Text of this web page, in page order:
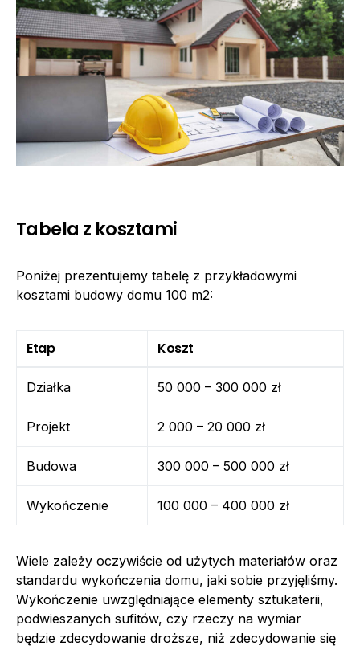
Tabela z kosztami
Poniżej prezentujemy tabelę z przykładowymi
kosztami budowy domu 100 m2:
Etap Koszt
Działka 50 000 – 300 000 zł
Projekt 2 000 – 20 000 zł
Budowa 300 000 – 500 000 zł
Wykończenie 100 000 – 400 000 zł
Wiele zależy oczywiście od użytych materiałów oraz
standardu wykończenia domu, jaki sobie przyjęliśmy.
Wykończenie uwzględniające elementy sztukaterii,
podwieszanych sufitów, czy rzeczy na wymiar
będzie zdecydowanie droższe, niż zdecydowanie się